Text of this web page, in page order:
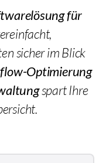
für
sicher im Blick
Optimierung
spart Ihre